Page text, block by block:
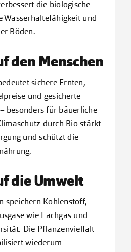
die biologische
Wasserhaltefähigkeit und
Böden.
den Menschen
sichere Ernten,
und gesicherte
besonders für bäuerliche
durch Bio stärkt
und schützt die
die Umwelt
speichern Kohlenstoff,
wie Lachgas und
Die Pflanzenvielfalt
wiederum